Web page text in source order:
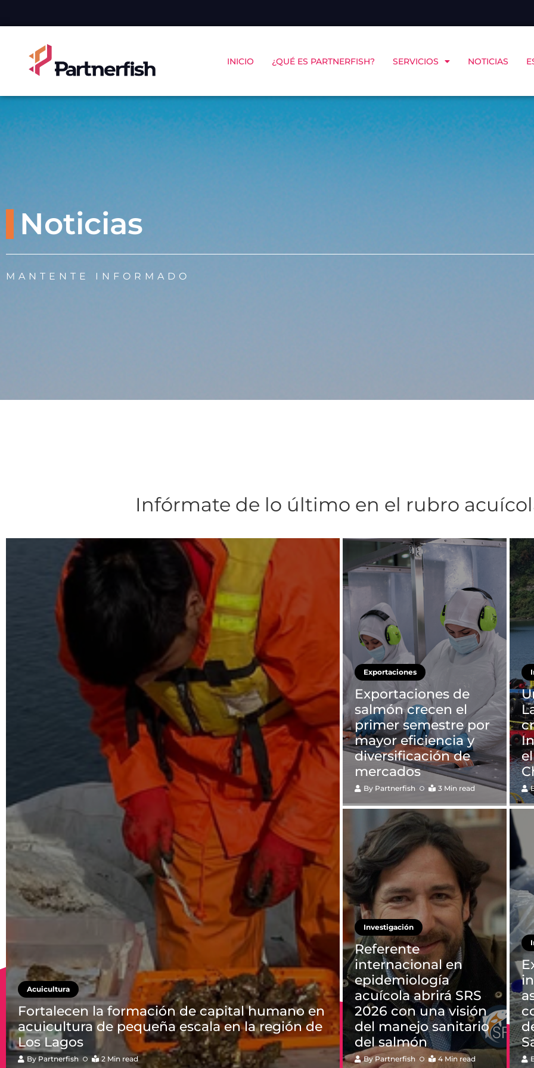
INICIO ¿QUÉ ES PARTNERFISH? SERVICIOS NOTICIAS
Noticias
MANTENTE INFORMADO
Infórmate de lo último en el rubro
Acuicultura
Fortalecen la formación de capital humano en
acuicultura de pequeña escala en la región de
Los Lagos
By Partnerfish 2 Min read
Exportaciones
Exportaciones de
salmón crecen el
primer semestre por
mayor eficiencia y
diversificación de
mercados
By Partnerfish 3 Min read
Investigación
Referente
internacional en
epidemiología
acuícola abrirá SRS
2026 con una visión
del manejo sanitario
del salmón
By Partnerfish 4 Min read